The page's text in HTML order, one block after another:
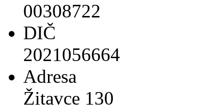
00308722
DIČ
2021056664
Adresa
Žitavce 130